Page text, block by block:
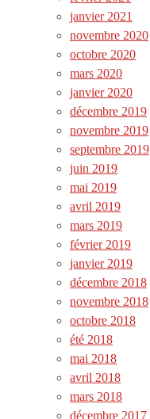
janvier 2021
novembre 2020
octobre 2020
mars 2020
janvier 2020
décembre 2019
novembre 2019
septembre 2019
juin 2019
mai 2019
avril 2019
mars 2019
février 2019
janvier 2019
décembre 2018
novembre 2018
octobre 2018
été 2018
mai 2018
avril 2018
mars 2018
décembre 2017